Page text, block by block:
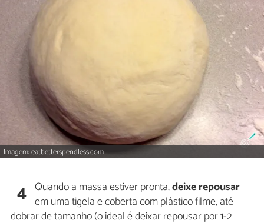
Imagem: eatbetterspendless.com
4 Quando a massa estiver pronta,deixe repousar
em uma tigela e coberta com plástico filme, até
dobrar de tamanho (o ideal é deixar repousar por 1-2